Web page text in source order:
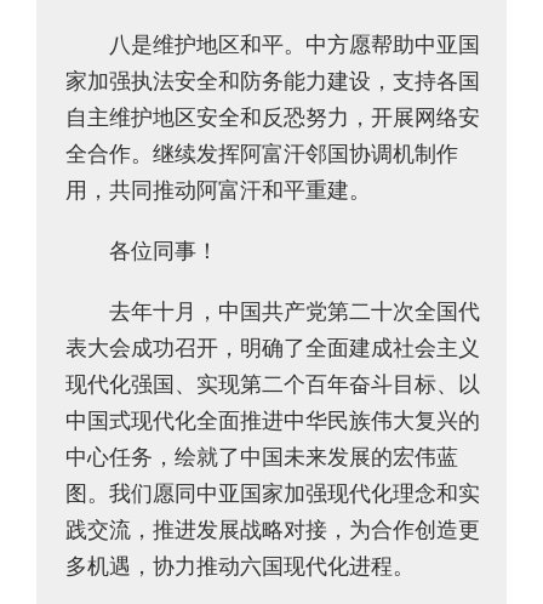
八是维护地区和平。中方愿帮助中亚国
家加强执法安全和防务能力建设，支持各国
自主维护地区安全和反恐努力，开展网络安
全合作。继续发挥阿富汗邻国协调机制作
用，共同推动阿富汗和平重建。
各位同事！
去年十月，中国共产党第二十次全国代
表大会成功召开，明确了全面建成社会主义
现代化强国、实现第二个百年奋斗目标、以
中国式现代化全面推进中华民族伟大复兴的
中心任务，绘就了中国未来发展的宏伟蓝
图。我们愿同中亚国家加强现代化理念和实
践交流，推进发展战略对接，为合作创造更
多机遇，协力推动六国现代化进程。